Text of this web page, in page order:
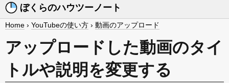
ぼくらのハウツーノート
Home › YouTubeの使い方 › 動画のアップロード
アップロードした動画のタイ
トルや説明を変更する